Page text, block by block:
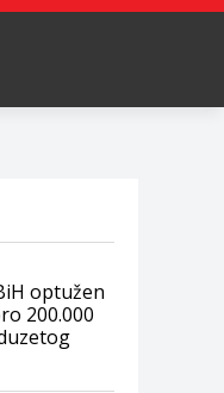
optužen
200.000